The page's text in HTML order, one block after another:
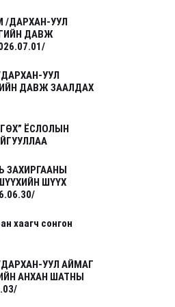
/ДАРХАН-УУЛ
ДАВЖ
УУЛ
ДАВЖ ЗААЛДАХ
ЁСЛОЛЫН
ЗАХИРГААНЫ
ШҮҮХ
хаагч сонгон
УУЛ АЙМАГ
АНХАН ШАТНЫ